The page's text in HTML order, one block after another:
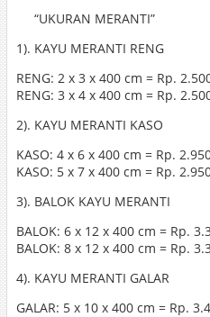
“UKURAN MERANTI”
1). KAYU MERANTI RENG
RENG: 2 x 3 x 400 cm = Rp.
RENG: 3 x 4 x 400 cm = Rp.
2). KAYU MERANTI KASO
KASO: 4 x 6 x 400 cm = Rp.
KASO: 5 x 7 x 400 cm = Rp.
3). BALOK KAYU MERANTI
BALOK: 6 x 12 x 400 cm = Rp.
BALOK: 8 x 12 x 400 cm = Rp.
4). KAYU MERANTI GALAR
GALAR: 5 x 10 x 400 cm = Rp.